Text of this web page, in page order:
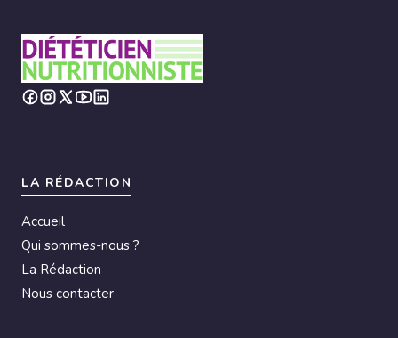
LA RÉDACTION
Accueil
Qui sommes-nous ?
La Rédaction
Nous contacter